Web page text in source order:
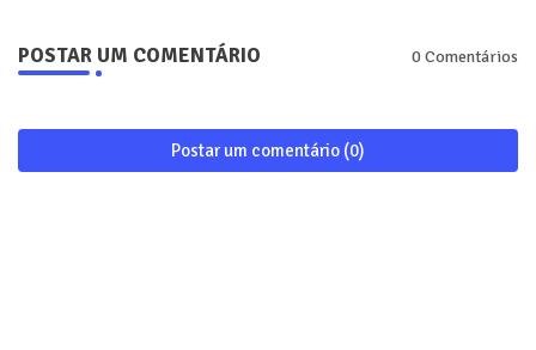
POSTAR UM COMENTÁRIO 0 Comentários
Postar um comentário (0)